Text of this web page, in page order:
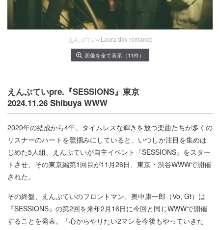
えんぷてい×Laura day romance
画像を全て表示（11件）
えんぷていpre.『SESSIONS』東京
2024.11.26 Shibuya WWW
2020年の結成から4年。タイムレスな輝きを放つ楽曲たちが多くの
リスナーのハートを鷲掴みにしていると、いつしか注目を集めは
じめた5人組、えんぷていが自主イベント『SESSIONS』をスター
トさせ、その東京編第1回目が11月26日、東京・渋谷WWWで開催
された。
その終盤、えんぷていのフロントマン、奥中康一郎（Vo, Gt）は
『SESSIONS』の第2回を来年2月16日に今回と同じWWWで開催
することを発表。「心からやりたい2マンを今後もやっていきた